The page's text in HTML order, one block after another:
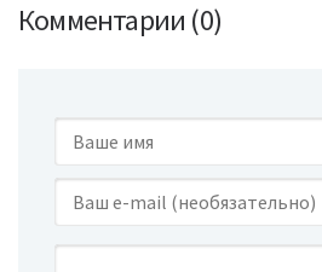
Комментарии (0)